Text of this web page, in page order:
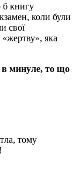
б книгу
коли були
свої
яка
минуле, то що
тому